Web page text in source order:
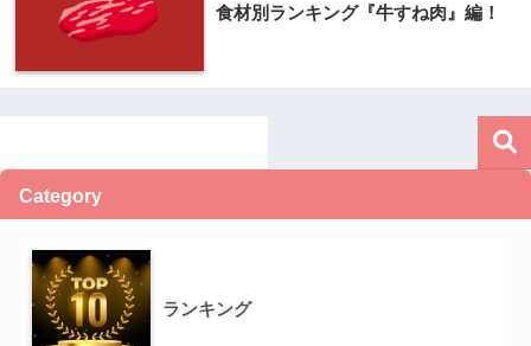
食材別ランキング『牛すね肉』編！
Category
ランキング